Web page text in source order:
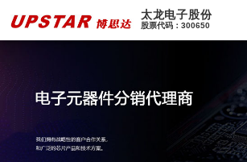
太龙电子股份
股票代码：300650